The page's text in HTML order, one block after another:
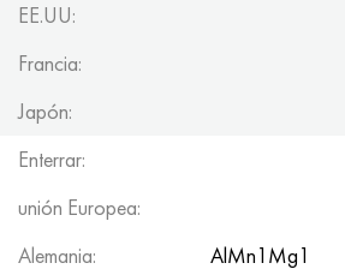
EE.UU:
Francia:
Japón:
Enterrar:
unión Europea:
Alemania:
AlMn1Mg1